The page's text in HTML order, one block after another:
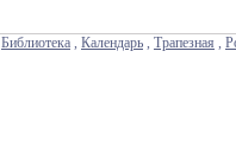
Библиотека , Календарь , Трапезная ,